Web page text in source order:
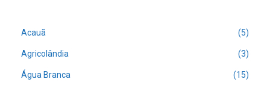
Acauã (5)
Agricolândia (3)
Água Branca (15)